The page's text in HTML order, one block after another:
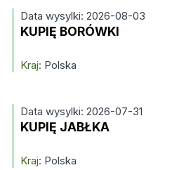
Data wysylki: 2026-08-03
KUPIĘ BORÓWKI
Kraj: Polska
Data wysylki: 2026-07-31
KUPIĘ JABŁKA
Kraj: Polska